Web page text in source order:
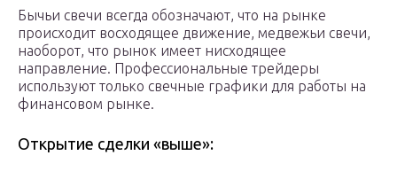
Бычьи свечи всегда обозначают, что на рынке
происходит восходящее движение, медвежьи свечи,
наоборот, что рынок имеет нисходящее
направление. Профессиональные трейдеры
используют только свечные графики для работы на
финансовом рынке.
Открытие сделки «выше»: